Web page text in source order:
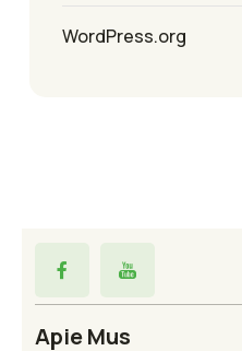
WordPress.org
Apie Mus